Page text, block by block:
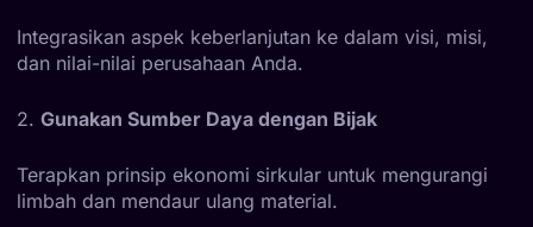
Integrasikan aspek keberlanjutan ke dalam visi, misi,
dan nilai-nilai perusahaan Anda.
2. Gunakan Sumber Daya dengan Bijak
Terapkan prinsip ekonomi sirkular untuk mengurangi
limbah dan mendaur ulang material.